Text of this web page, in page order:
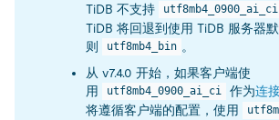
TiDB 不支持
utf8mb4_0900_ai_ci
TiDB 将回退到使用 TiDB 服务器
则
utf8mb4_bin 。
从 v7.4.0 开始，如果客户端使
用
utf8mb4_0900_ai_ci 作为连
将遵循客户端的配置，使用